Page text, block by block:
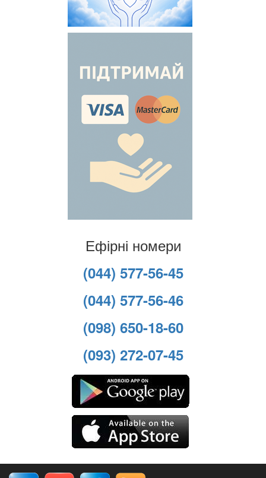
Ефірні номери
(044) 577-56-45
(044) 577-56-46
(098) 650-18-60
(093) 272-07-45